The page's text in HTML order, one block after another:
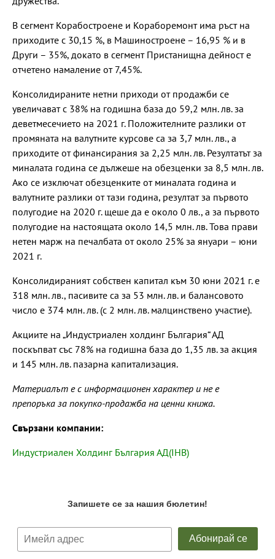
В сегмент Корабостроене и Кораборемонт има ръст на
приходите с 30,15 %, в Машиностроене – 16,95 % и в
Други – 35%, докато в сегмент Пристанищна дейност е
отчетено намаление от 7,45%.
Консолидираните нетни приходи от продажби се
увеличават с 38% на годишна база до 59,2 млн. лв. за
деветмесечието на 2021 г. Положителните разлики от
промяната на валутните курсове са за 3,7 млн. лв., а
приходите от финансирания за 2,25 млн. лв. Резултатът за
миналата година се дължеше на обезценки за 8,5 млн. лв.
Ако се изключат обезценките от миналата година и
валутните разлики от тази година, резултат за първото
полугодие на 2020 г. щеше да е около 0 лв., а за първото
полугодие на настоящата около 14,5 млн. лв. Това прави
нетен марж на печалбата от около 25% за януари – юни
2021 г.
Консолидираният собствен капитал към 30 юни 2021 г. е
318 млн. лв., пасивите са за 53 млн. лв. и балансовото
число е 374 млн. лв. (с 2 млн. лв. малцинствено участие).
Акциите на „Индустриален холдинг България“ АД
поскъпват със 78% на годишна база до 1,35 лв. за акция
и 145 млн. лв. пазарна капитализация.
Материалът е с информационен характер и не е
препоръка за покупко-продажба на ценни книжа.
Свързани компании:
Индустриален Холдинг България АД(IHB)